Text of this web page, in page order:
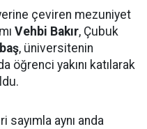
çeviren mezuniyet
Vehbi Bakır, Çubuk
, üniversitenin
öğrenci yakını katılarak
aynı anda